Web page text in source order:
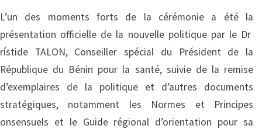
L’un des moments forts de la cérémonie a été la
présentation officielle de la nouvelle politique par le Dr
rístide TALON, Conseiller spécial du Président de la
République du Bénin pour la santé, suivie de la remise
d’exemplaires de la politique et d’autres documents
stratégiques, notamment les Normes et Principes
onsensuels et le Guide régional d’orientation pour sa